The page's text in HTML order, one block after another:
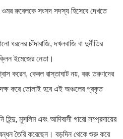
ওমর রুবেলকে সংসদ সদস্য হিসেবে দেখতে
ধরনের চাঁদাবাজি, দখলবাজি বা দুর্নীতির
ইমেজের নেতা।
করেন, কেবল রাস্তাঘাট নয়, বরং তরুণদের
দক্ষ করে তোলাই হবে এই অঞ্চলের প্রকৃত
হিন্দু, মুসলিম এবং আদিবাসী গারো সম্প্রদায়ের
তৈরি করেছেন। বড়দিন থেকে শুরু করে